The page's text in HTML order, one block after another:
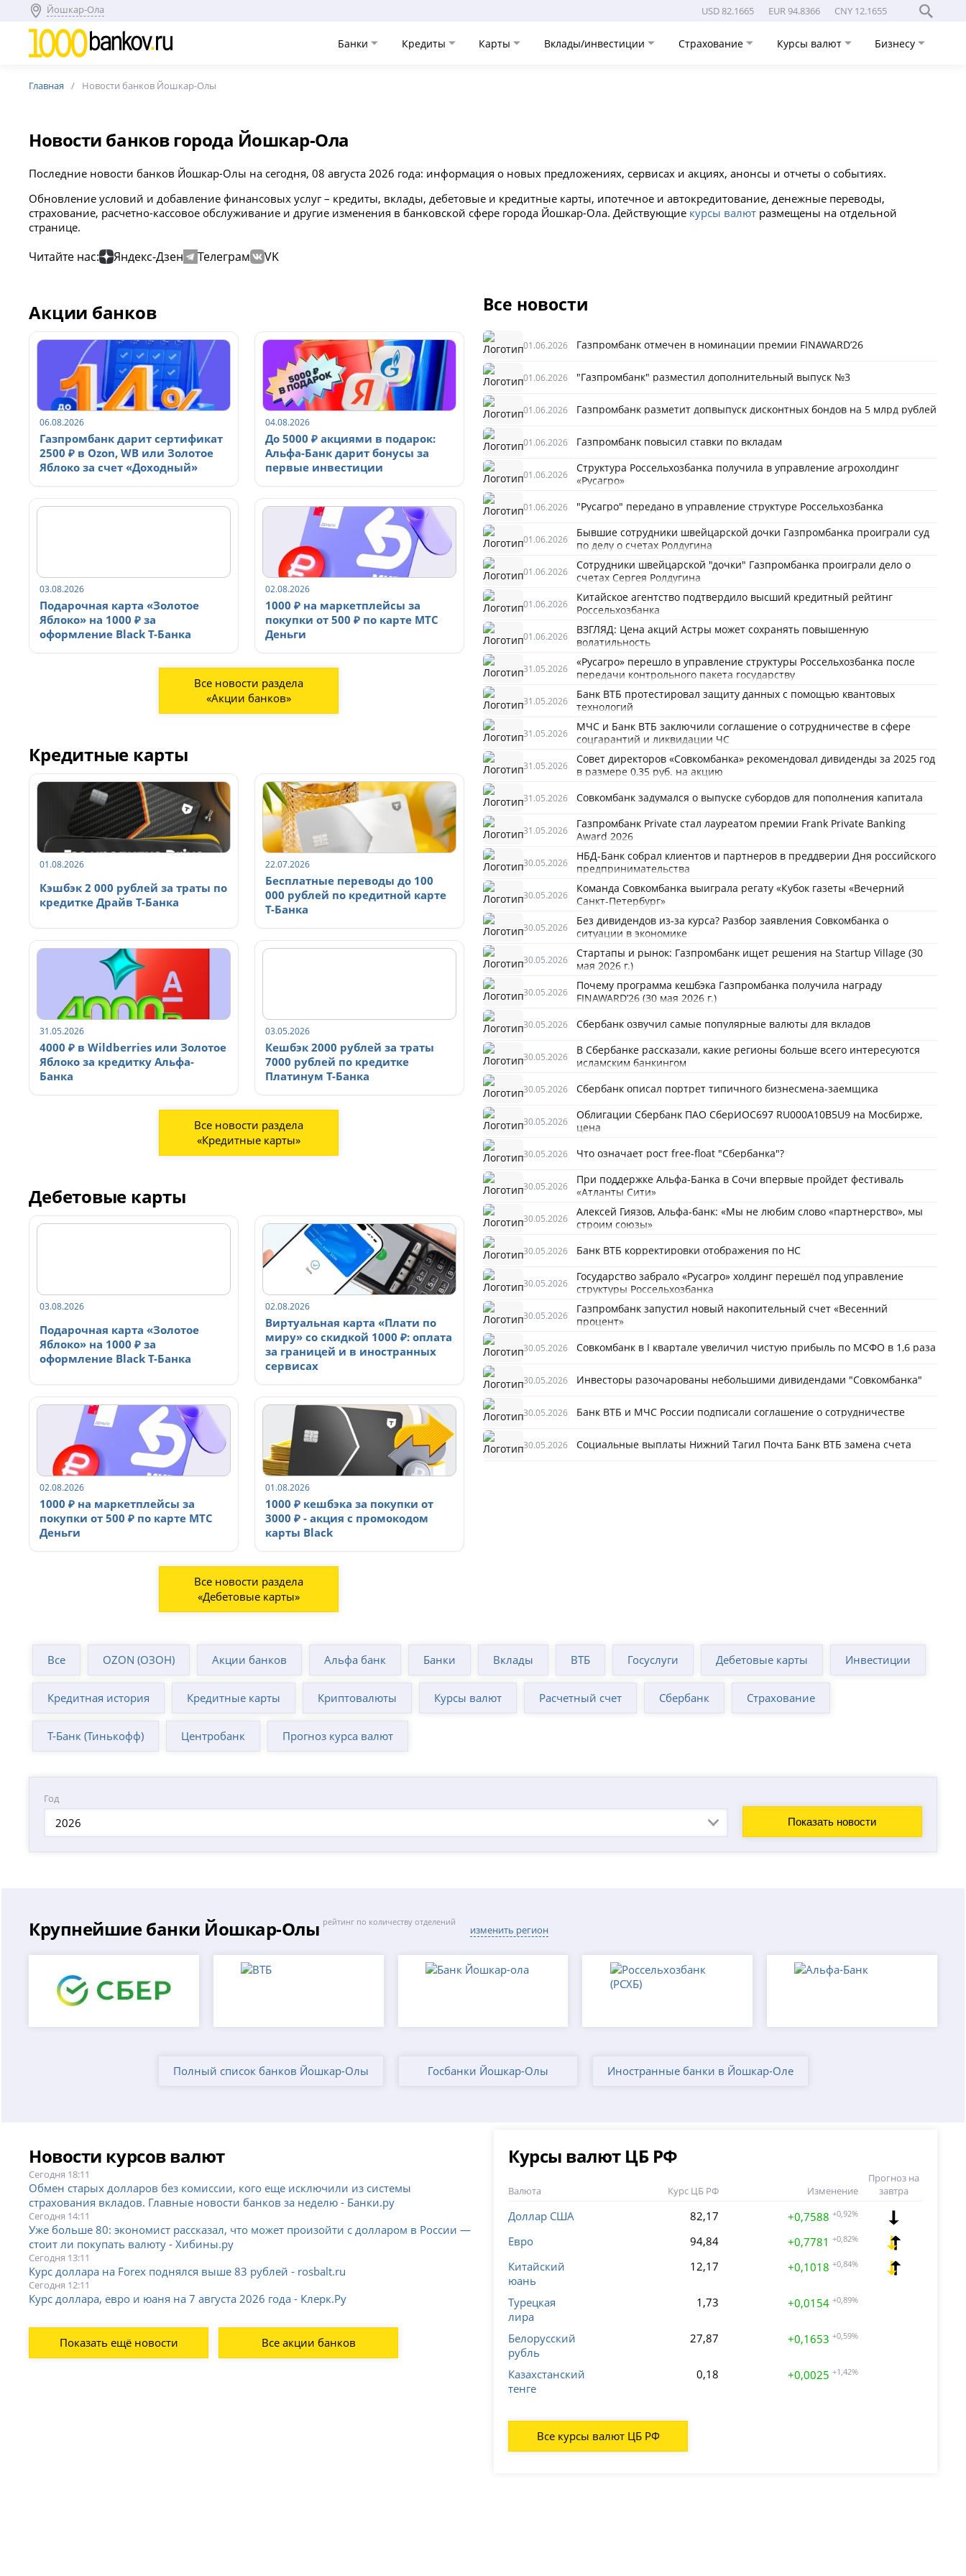
Йошкар-Ола USD 82.1665 EUR 94.8366 CNY 12.1655
Банки Кредиты Карты Вклады/инвестиции Страхование Курсы валют Бизнесу
Главная Новости банков Йошкар-Олы
Новости банков города Йошкар-Ола
Последние новости банков Йошкар-Олы на сегодня, 08 августа 2026 года: информация о новых предложениях, сервисах и акциях, анонсы и отчеты о событиях.
Обновление условий и добавление финансовых услуг – кредиты, вклады, дебетовые и кредитные карты, ипотечное и автокредитование, денежные переводы,
страхование, расчетно-кассовое обслуживание и другие изменения в банковской сфере города Йошкар-Ола. Действующие курсы валют размещены на отдельной
странице.
Читайте нас: Яндекс-Дзен Телеграм VK
Акции банков
06.08.2026
Газпромбанк дарит сертификат
2500 ₽ в Ozon, WB или Золотое
Яблоко за счет «Доходный»
04.08.2026
До 5000 ₽ акциями в подарок:
Альфа-Банк дарит бонусы за
первые инвестиции
03.08.2026
Подарочная карта «Золотое
Яблоко» на 1000 ₽ за
оформление Black Т-Банка
02.08.2026
1000 ₽ на маркетплейсы за
покупки от 500 ₽ по карте МТС
Деньги
Все новости раздела
«Акции банков»
Кредитные карты
01.08.2026
Кэшбэк 2 000 рублей за траты по
кредитке Драйв Т-Банка
22.07.2026
Бесплатные переводы до 100
000 рублей по кредитной карте
Т-Банка
31.05.2026
4000 ₽ в Wildberries или Золотое
Яблоко за кредитку Альфа-
Банка
03.05.2026
Кешбэк 2000 рублей за траты
7000 рублей по кредитке
Платинум Т-Банка
Все новости раздела
«Кредитные карты»
Дебетовые карты
03.08.2026
Подарочная карта «Золотое
Яблоко» на 1000 ₽ за
оформление Black Т-Банка
02.08.2026
Виртуальная карта «Плати по
миру» со скидкой 1000 ₽: оплата
за границей и в иностранных
сервисах
02.08.2026
1000 ₽ на маркетплейсы за
покупки от 500 ₽ по карте МТС
Деньги
01.08.2026
1000 ₽ кешбэка за покупки от
3000 ₽ - акция с промокодом
карты Black
Все новости раздела
«Дебетовые карты»
Все новости
01.06.2026 Газпромбанк отмечен в номинации премии FINAWARD’26
01.06.2026 "Газпромбанк" разместил дополнительный выпуск №3
01.06.2026 Газпромбанк разметит допвыпуск дисконтных бондов на 5 млрд рублей
01.06.2026 Газпромбанк повысил ставки по вкладам
01.06.2026
Структура Россельхозбанка получила в управление агрохолдинг
«Русагро»
01.06.2026 "Русагро" передано в управление структуре Россельхозбанка
01.06.2026
Бывшие сотрудники швейцарской дочки Газпромбанка проиграли суд
по делу о счетах Ролдугина
01.06.2026
Сотрудники швейцарской "дочки" Газпромбанка проиграли дело о
счетах Сергея Ролдугина
01.06.2026
Китайское агентство подтвердило высший кредитный рейтинг
Россельхозбанка
01.06.2026
ВЗГЛЯД: Цена акций Астры может сохранять повышенную
волатильность
31.05.2026
«Русагро» перешло в управление структуры Россельхозбанка после
передачи контрольного пакета государству
31.05.2026
Банк ВТБ протестировал защиту данных с помощью квантовых
технологий
31.05.2026
МЧС и Банк ВТБ заключили соглашение о сотрудничестве в сфере
соцгарантий и ликвидации ЧС
31.05.2026
Совет директоров «Совкомбанка» рекомендовал дивиденды за 2025 год
в размере 0,35 руб. на акцию
31.05.2026 Совкомбанк задумался о выпуске субордов для пополнения капитала
31.05.2026
Газпромбанк Private стал лауреатом премии Frank Private Banking
Award 2026
30.05.2026
НБД-Банк собрал клиентов и партнеров в преддверии Дня российского
предпринимательства
30.05.2026
Команда Совкомбанка выиграла регату «Кубок газеты «Вечерний
Санкт-Петербург»
30.05.2026
Без дивидендов из-за курса? Разбор заявления Совкомбанка о
ситуации в экономике
30.05.2026
Стартапы и рынок: Газпромбанк ищет решения на Startup Village (30
мая 2026 г.)
30.05.2026
Почему программа кешбэка Газпромбанка получила награду
FINAWARD’26 (30 мая 2026 г.)
30.05.2026 Сбербанк озвучил самые популярные валюты для вкладов
30.05.2026
В Сбербанке рассказали, какие регионы больше всего интересуются
исламским банкингом
30.05.2026 Сбербанк описал портрет типичного бизнесмена-заемщика
30.05.2026
Облигации Сбербанк ПАО СберИОС697 RU000A10B5U9 на Мосбирже,
цена
30.05.2026 Что означает рост free-float "Сбербанка"?
30.05.2026
При поддержке Альфа-Банка в Сочи впервые пройдет фестиваль
«Атланты Сити»
30.05.2026
Алексей Гиязов, Альфа-банк: «Мы не любим слово «партнерство», мы
строим союзы»
30.05.2026 Банк ВТБ корректировки отображения по НС
30.05.2026
Государство забрало «Русагро» холдинг перешёл под управление
структуры Россельхозбанка
30.05.2026
Газпромбанк запустил новый накопительный счет «Весенний
процент»
30.05.2026 Совкомбанк в I квартале увеличил чистую прибыль по МСФО в 1,6 раза
30.05.2026 Инвесторы разочарованы небольшими дивидендами "Совкомбанка"
30.05.2026 Банк ВТБ и МЧС России подписали соглашение о сотрудничестве
30.05.2026 Социальные выплаты Нижний Тагил Почта Банк ВТБ замена счета
Все OZON (ОЗОН) Акции банков Альфа банк Банки Вклады ВТБ Госуслуги Дебетовые карты Инвестиции
Кредитная история Кредитные карты Криптовалюты Курсы валют Расчетный счет Сбербанк Страхование
Т-Банк (Тинькофф) Центробанк Прогноз курса валют
Год
2026
Крупнейшие банки Йошкар-Олы рейтинг по количеству отделений
изменить регион
Полный список банков Йошкар-Олы Госбанки Йошкар-Олы Иностранные банки в Йошкар-Оле
Новости курсов валют
Сегодня 18:11
Обмен старых долларов без комиссии, кого еще исключили из системы
страхования вкладов. Главные новости банков за неделю - Банки.ру
Сегодня 14:11
Уже больше 80: экономист рассказал, что может произойти с долларом в России —
стоит ли покупать валюту - Хибины.ру
Сегодня 13:11
Курс доллара на Forex поднялся выше 83 рублей - rosbalt.ru
Сегодня 12:11
Курс доллара, евро и юаня на 7 августа 2026 года - Клерк.Ру
Показать ещё новости Все акции банков
Курсы валют ЦБ РФ
Валюта Курс ЦБ РФ Изменение
Прогноз на
завтра
Доллар США 82,17 +0,7588 +0,92%
Евро 94,84 +0,7781 +0,82%
Китайский
юань
12,17 +0,1018 +0,84%
Турецкая
лира
1,73 +0,0154 +0,89%
Белорусский
рубль
27,87 +0,1653 +0,59%
Казахстанский
тенге
0,18 +0,0025 +1,42%
Все курсы валют ЦБ РФ